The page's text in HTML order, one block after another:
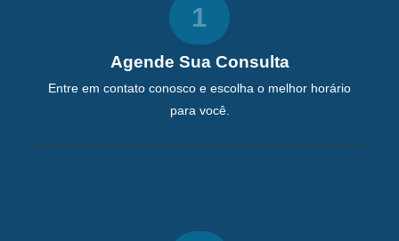
1
Agende Sua Consulta
Entre em contato conosco e escolha o melhor horário
para você.